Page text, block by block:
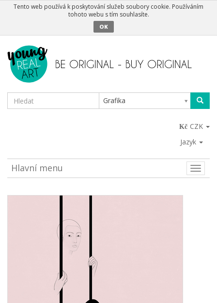
Tento web používá k poskytování služeb soubory cookie. Používáním
tohoto webu s tím souhlasíte.
OK
Grafika
CZK
Jazyk
Toggle
Hlavní menu